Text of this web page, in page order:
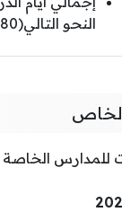
النحو التالي(180 يوم دراسة فعلي + 33 يوم للامتحانات).
الخاص
للمدارس